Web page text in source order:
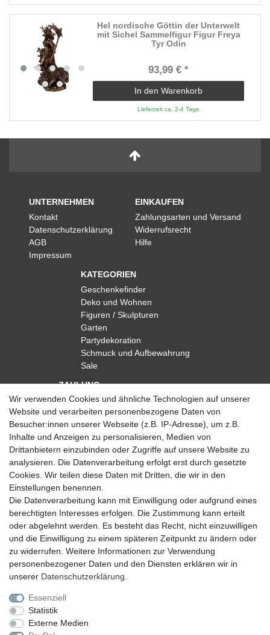
Hel nordische Göttin der Unterwelt
mit Sichel Sammelfigur Figur Freya
Tyr Odin
93,99 € *
In den Warenkorb
Lieferzeit ca. 2-4 Tage
UNTERNEHMEN
Kontakt
Datenschutzerklärung
AGB
Impressum
EINKAUFEN
Zahlungsarten und Versand
Widerrufsrecht
Hilfe
KATEGORIEN
Geschenkefinder
Deko und Wohnen
Figuren / Skulpturen
Garten
Partydekoration
Schmuck und Aufbewahrung
Sale
ZAHLUNG
VERSAND
SICHER EINKAUFEN
Sicher einkaufen mit
durchgehender SSL-Verschlüsselung
Wir verwenden Cookies und ähnliche Technologien auf unserer
Website und verarbeiten personenbezogene Daten von
Besucher:innen unserer Webseite (z.B. IP-Adresse), um z.B.
Inhalte und Anzeigen zu personalisieren, Medien von
Drittanbietern einzubinden oder Zugriffe auf unsere Website zu
analysieren. Die Datenverarbeitung erfolgt erst durch gesetzte
Cookies. Wir teilen diese Daten mit Dritten, die wir in den
Einstellungen benennen.
Die Datenverarbeitung kann mit Einwilligung oder aufgrund eines
berechtigten Interesses erfolgen. Die Zustimmung kann erteilt
oder abgelehnt werden. Es besteht das Recht, nicht einzuwilligen
und die Einwilligung zu einem späteren Zeitpunkt zu ändern oder
zu widerrufen. Weitere Informationen zur Verwendung
personenbezogener Daten und den Diensten erklären wir in
unserer Daten­schutz­erklärung
Essenziell
Statistik
Externe Medien